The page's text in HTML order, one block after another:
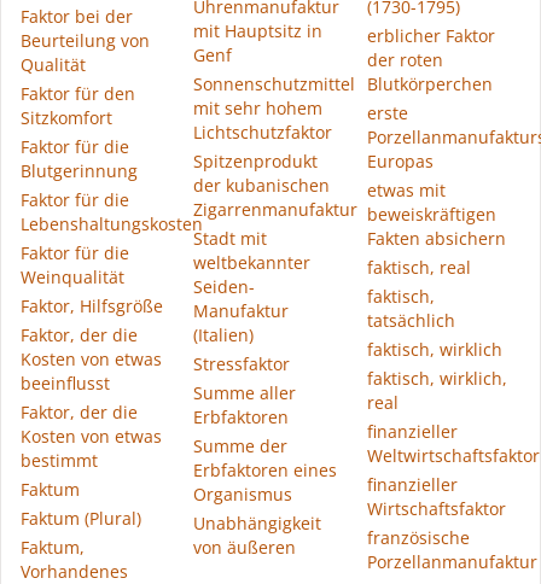
Faktor bei der
Beurteilung von
Qualität
Faktor für den
Sitzkomfort
Faktor für die
Blutgerinnung
Faktor für die
Lebenshaltungskosten
Faktor für die
Weinqualität
Faktor, Hilfsgröße
Faktor, der die
Kosten von etwas
beeinflusst
Faktor, der die
Kosten von etwas
bestimmt
Faktum
Faktum (Plural)
Faktum,
Vorhandenes
Uhrenmanufaktur
mit Hauptsitz in
Genf
Sonnenschutzmittel
mit sehr hohem
Lichtschutzfaktor
Spitzenprodukt
der kubanischen
Zigarrenmanufaktur
Stadt mit
weltbekannter
Seiden-
Manufaktur
(Italien)
Stressfaktor
Summe aller
Erbfaktoren
Summe der
Erbfaktoren eines
Organismus
Unabhängigkeit
von äußeren
(1730-1795)
erblicher Faktor
der roten
Blutkörperchen
erste
Europas
etwas mit
beweiskräftigen
Fakten absichern
faktisch, real
faktisch,
tatsächlich
faktisch, wirklich
faktisch, wirklich,
real
finanzieller
Weltwirtschaftsfaktor
finanzieller
Wirtschaftsfaktor
französische
Porzellanmanufaktur